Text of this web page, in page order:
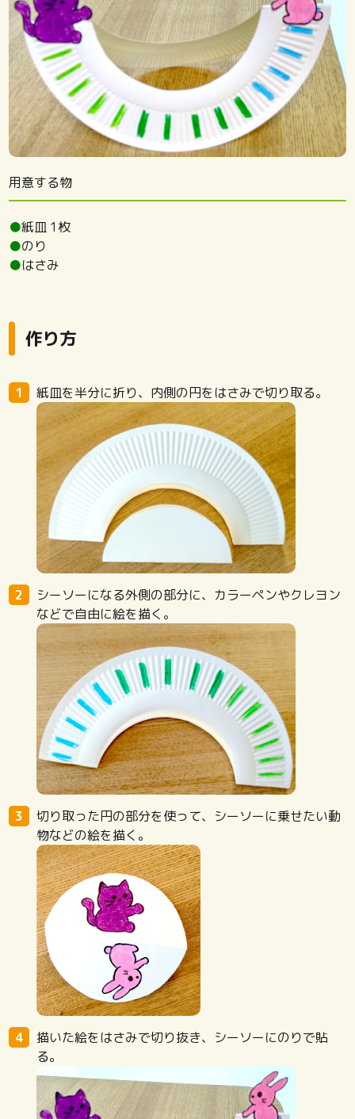
用意する物
●紙皿 1枚
●のり
●はさみ
作り方
紙皿を半分に折り、内側の円をはさみで切り取る。
シーソーになる外側の部分に、カラーペンやクレヨン
などで自由に絵を描く。
切り取った円の部分を使って、シーソーに乗せたい動
物などの絵を描く。
描いた絵をはさみで切り抜き、シーソーにのりで貼
る。